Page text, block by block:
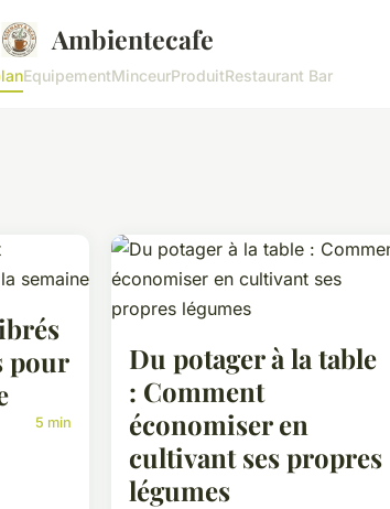
Ambientecafe
EquipementMinceurProduitRestaurant Bar
pour
5 min
Du potager à la table
: Comment
économiser en
cultivant ses propres
légumes